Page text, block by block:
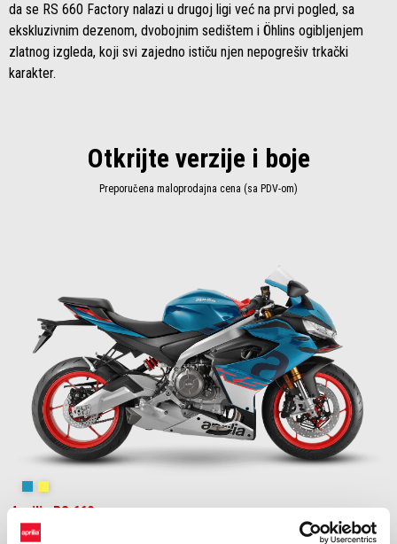
da se RS 660 Factory nalazi u drugoj ligi već na prvi pogled, sa
ekskluzivnim dezenom, dvobojnim sedištem i Öhlins ogibljenjem
zlatnog izgleda, koji svi zajedno ističu njen nepogrešiv trkački
karakter.
Otkrijte verzije i boje
Preporučena maloprodajna cena (sa PDV-om)
Aprilia RS 660
€ 11.799